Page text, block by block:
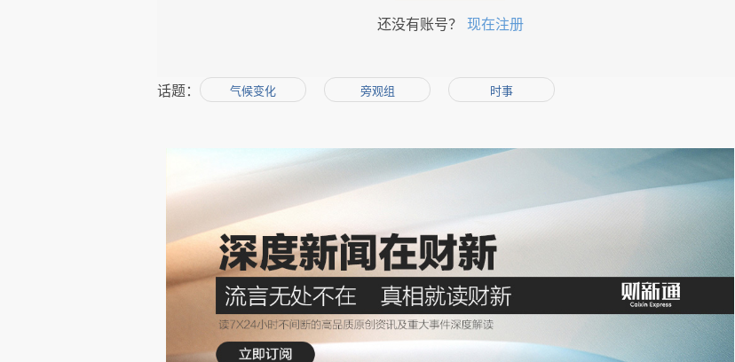
的现在正在执行的环境立法执行《巴黎协定》。因而对美国而言UNFCCC是条约，
根据美国历史经验，原则上讲，美国新政府可以不经国会授权宣布退出《巴黎协
交退出，通知后一年退出生效，但缔约后的前三年禁止提交退出申请。同时，第28
条还规定，任何缔约方退出UNFCCC的同时也自动退出《巴黎协定》。而UNFCCC
的退出条款与《巴黎协定》相同。由于UNFCCC是1994年生效的，而《巴黎协定》
是2016年11月4日生效的。如果美国要单独退出《巴黎协定》，那么美国最早可以
于2019年11月4日提出申请，2020年11月4日退出。如果美国同时退出UNFCCC和
《巴黎协定》，那么在经过参院授权的情况下，美国可以立即退出《巴黎协定》，
并在一年后生效。如果总统单方面宣布退出UNFCCC，那么也许会伴随持异议的国
还没有账号？ 现在注册
话题： 气候变化 旁观组 时事